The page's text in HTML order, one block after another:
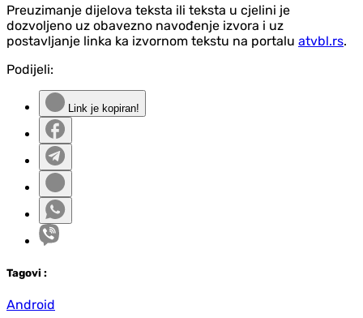
Preuzimanje dijelova teksta ili teksta u cjelini je
dozvoljeno uz obavezno navođenje izvora i uz
postavljanje linka ka izvornom tekstu na portalu atvbl.rs.
Podijeli:
Link je kopiran!
Tagovi :
Android